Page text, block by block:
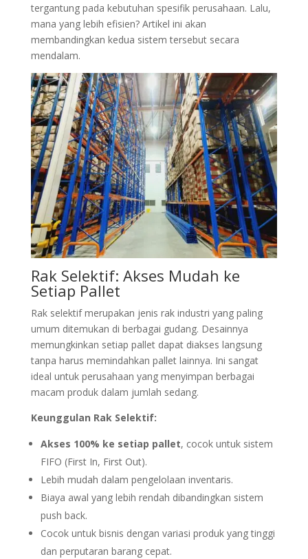
tergantung pada kebutuhan spesifik perusahaan. Lalu,
mana yang lebih efisien? Artikel ini akan
membandingkan kedua sistem tersebut secara
mendalam.
Rak Selektif: Akses Mudah ke
Setiap Pallet
Rak selektif merupakan jenis rak industri yang paling
umum ditemukan di berbagai gudang. Desainnya
memungkinkan setiap pallet dapat diakses langsung
tanpa harus memindahkan pallet lainnya. Ini sangat
ideal untuk perusahaan yang menyimpan berbagai
macam produk dalam jumlah sedang.
Keunggulan Rak Selektif:
Akses 100% ke setiap pallet, cocok untuk sistem
FIFO (First In, First Out).
Lebih mudah dalam pengelolaan inventaris.
Biaya awal yang lebih rendah dibandingkan sistem
push back.
Cocok untuk bisnis dengan variasi produk yang tinggi
dan perputaran barang cepat.